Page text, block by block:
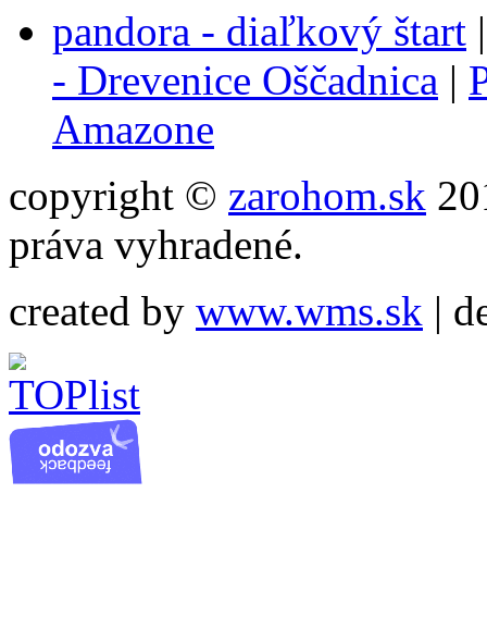
pandora - diaľkový štart
- Drevenice Oščadnica |
Amazone
copyright © zarohom.sk
práva vyhradené.
created by www.wms.sk |